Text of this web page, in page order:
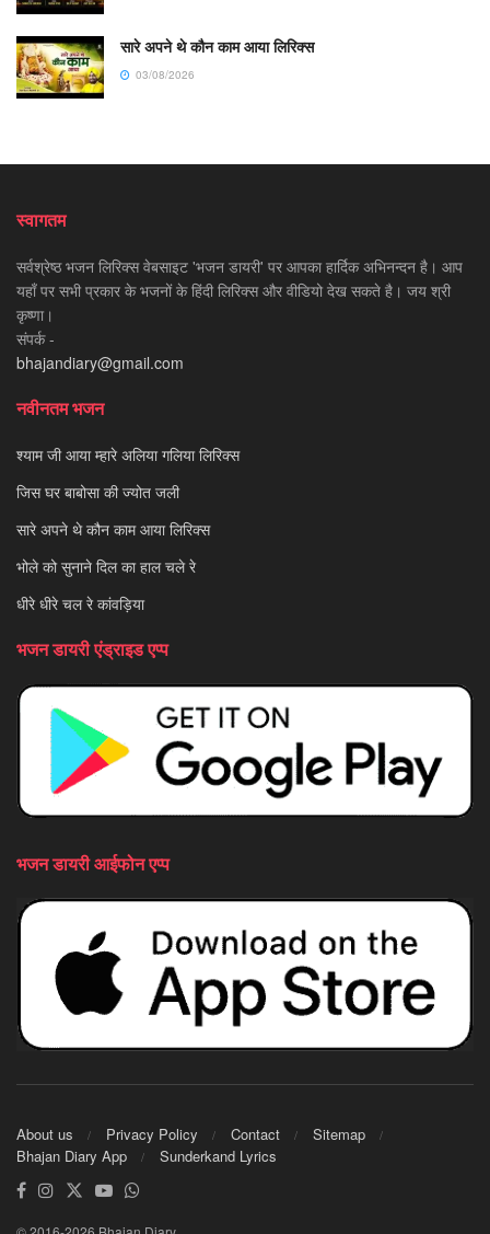
सारे अपने थे कौन काम आया लिरिक्स
03/08/2026
स्वागतम
सर्वश्रेष्ठ भजन लिरिक्स वेबसाइट 'भजन डायरी' पर आपका हार्दिक अभिनन्दन है। आप
यहाँ पर सभी प्रकार के भजनों के हिंदी लिरिक्स और वीडियो देख सकते है। जय श्री
कृष्णा।
संपर्क -
bhajandiary@gmail.com
नवीनतम भजन
श्याम जी आया म्हारे अलिया गलिया लिरिक्स
जिस घर बाबोसा की ज्योत जली
सारे अपने थे कौन काम आया लिरिक्स
भोले को सुनाने दिल का हाल चले रे
धीरे धीरे चल रे कांवड़िया
भजन डायरी एंड्राइड एप्प
भजन डायरी आईफोन एप्प
About us Privacy Policy Contact
Sitemap
Bhajan Diary App
Sunderkand Lyrics